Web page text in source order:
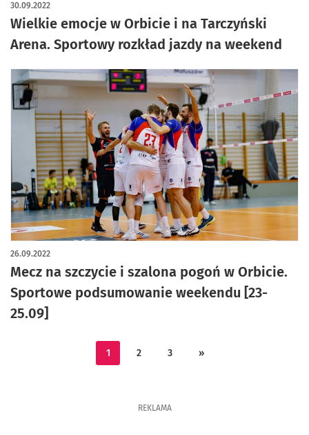
Wielkie emocje w Orbicie i na Tarczyński
Arena. Sportowy rozkład jazdy na weekend
30.09.2022
Mecz na szczycie i szalona pogoń w Orbicie.
Sportowe podsumowanie weekendu [23-
25.09]
26.09.2022
1 2 3 »
REKLAMA